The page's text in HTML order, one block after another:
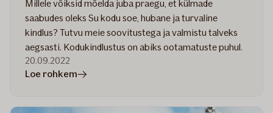
Millele võiksid mõelda juba praegu, et külmade
saabudes oleks Su kodu soe, hubane ja turvaline
kindlus? Tutvu meie soovitustega ja valmistu talveks
aegsasti. Kodukindlustus on abiks ootamatuste puhul.
20.09.2022
Loe rohkemartiklis